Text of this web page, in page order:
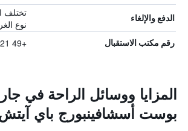
الدفع والإلغاء
تختلف
نوع
رقم مكتب الاستقبال +49 6021 3340
المزايا ووسائل الراحة في
بوست أسشافينبورج باي